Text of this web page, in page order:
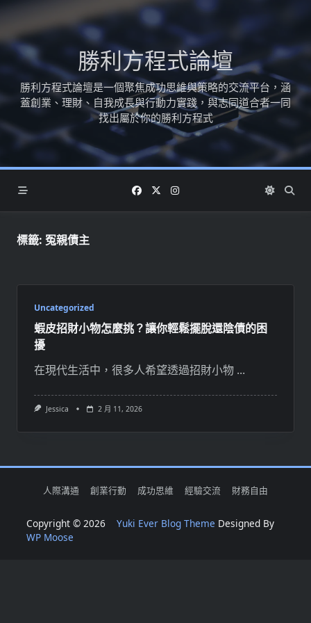
Skip
content
勝利方程式論壇
勝利方程式論壇是一個聚焦成功思維與策略的交流平台，涵
蓋創業、理財、自我成長與行動力實踐，與志同道合者一同
找出屬於你的勝利方程式
標籤: 冤親債主
Uncategorized
蝦皮招財小物怎麼挑？讓你輕鬆擺脫還陰債的困
擾
在現代生活中，很多人希望透過招財小物 ...
Jessica 2 月 11, 2026
人際溝通 創業行動 成功思維 經驗交流 財務自由
Copyright © 2026 Yuki Ever Blog Theme Designed By
WP Moose